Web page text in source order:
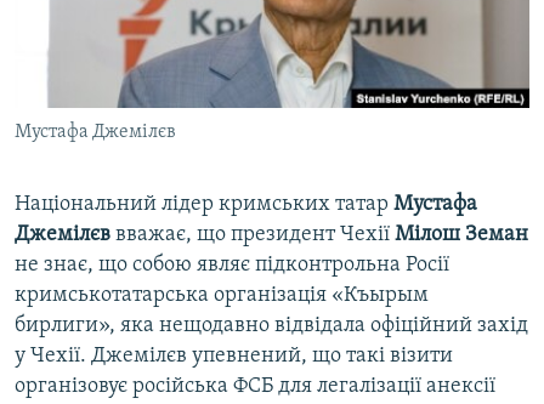
ВІДЕОУРОКИ «ELIFBE»
СВІДЧЕННЯ ОКУПАЦІЇ
УКРАЇНСЬКА ПРОБЛЕМА КРИМУ
ІНФОГРАФІКА
ДОЛУЧАЙСЯ!
Усі сайти RFE/RL
Мустафа Джемілєв
Національний лідер кримських татар Мустафа
Джемілєв вважає, що президент Чехії Мілош Земан
не знає, що собою являє підконтрольна Росії
кримськотатарська організація «Къырым
бирлиги», яка нещодавно відвідала офіційний захід
у Чехії. Джемілєв упевнений, що такі візити
організовує російська ФСБ для легалізації анексії